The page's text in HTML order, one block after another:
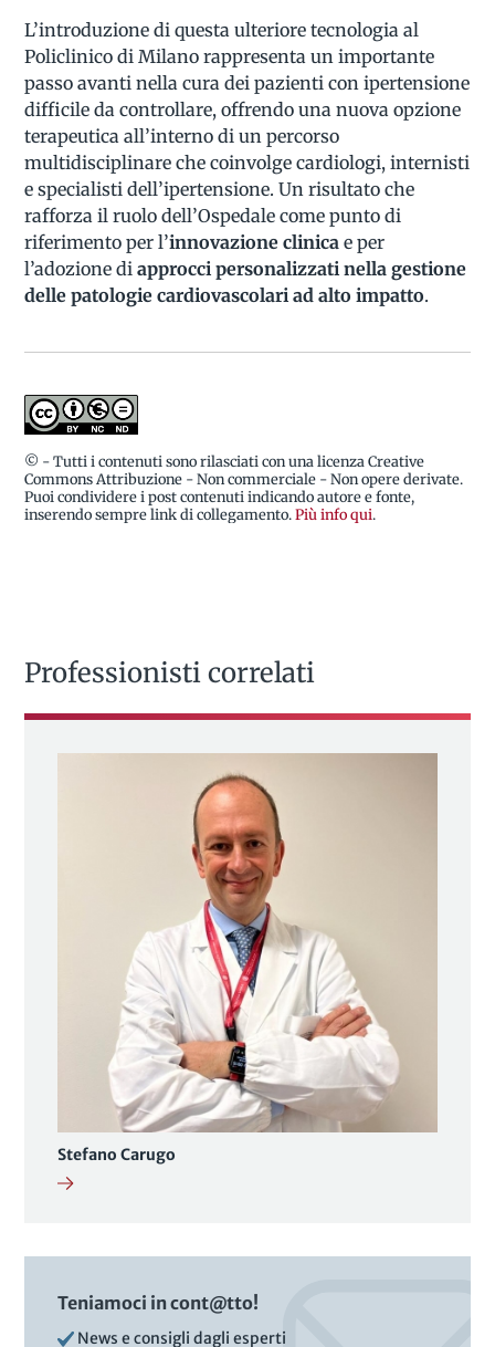
L’introduzione di questa ulteriore tecnologia al
Policlinico di Milano rappresenta un importante
passo avanti nella cura dei pazienti con ipertensione
difficile da controllare, offrendo una nuova opzione
terapeutica all’interno di un percorso
multidisciplinare che coinvolge cardiologi, internisti
e specialisti dell’ipertensione. Un risultato che
rafforza il ruolo dell’Ospedale come punto di
riferimento per l’innovazione clinica e per
l’adozione diapprocci personalizzati nella gestione
delle patologie cardiovascolari ad alto impatto.
© - Tutti i contenuti sono rilasciati con una licenza Creative
Commons Attribuzione - Non commerciale - Non opere derivate.
Puoi condividere i post contenuti indicando autore e fonte,
inserendo sempre link di collegamento.Più info qui.
Professionisti correlati
Stefano Carugo
Teniamoci in cont@tto!
News e consigli dagli esperti